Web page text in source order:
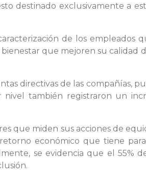
destinado exclusivamente a
de los empleados
que mejoren su calidad
directivas de las compañías,
nivel también registraron un
que miden sus acciones de
económico que tiene
se evidencia que el 55%